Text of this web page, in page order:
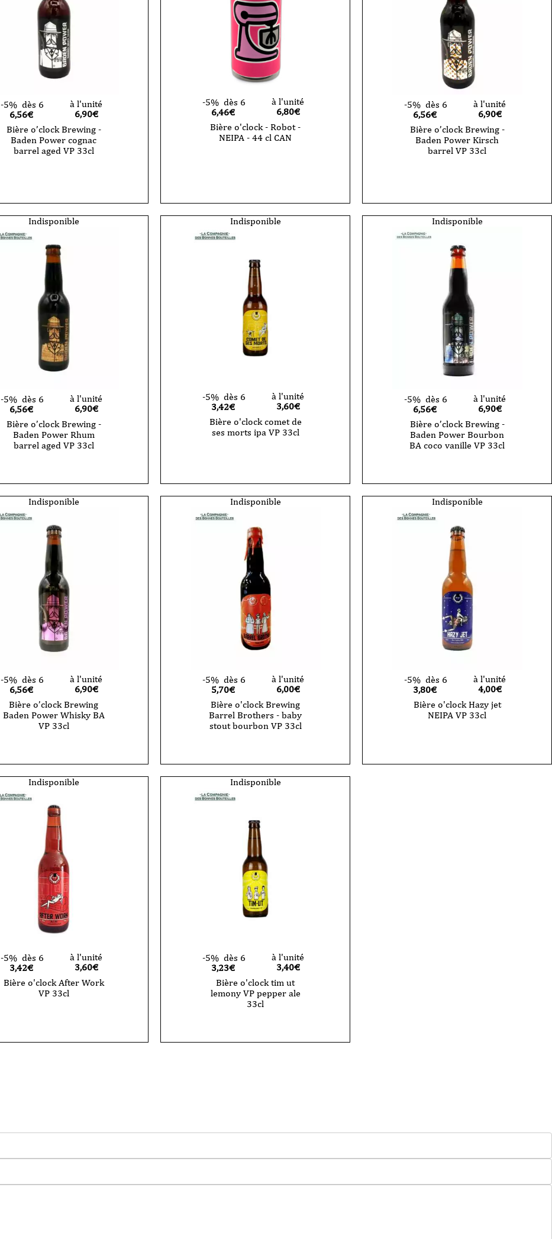
-5% dès 6
6,56€
à l'unité
6,90€
Bière o’clock Brewing -
Baden Power cognac
barrel aged VP 33cl
-5% dès 6
6,46€
à l'unité
6,80€
Bière o'clock - Robot -
NEIPA - 44 cl CAN
-5% dès 6
6,56€
à l'unité
6,90€
Bière o’clock Brewing -
Baden Power Kirsch
barrel VP 33cl
Indisponible
-5% dès 6
6,56€
à l'unité
6,90€
Bière o’clock Brewing -
Baden Power Rhum
barrel aged VP 33cl
Indisponible
-5% dès 6
3,42€
à l'unité
3,60€
Bière o'clock comet de
ses morts ipa VP 33cl
Indisponible
-5% dès 6
6,56€
à l'unité
6,90€
Bière o’clock Brewing -
Baden Power Bourbon
BA coco vanille VP 33cl
Indisponible
-5% dès 6
6,56€
à l'unité
6,90€
Bière o’clock Brewing
Baden Power Whisky BA
VP 33cl
Indisponible
-5% dès 6
5,70€
à l'unité
6,00€
Bière o'clock Brewing
Barrel Brothers - baby
stout bourbon VP 33cl
Indisponible
-5% dès 6
3,80€
à l'unité
4,00€
Bière o'clock Hazy jet
NEIPA VP 33cl
Indisponible
-5% dès 6
3,42€
à l'unité
3,60€
Bière o'clock After Work
VP 33cl
Indisponible
-5% dès 6
3,23€
à l'unité
3,40€
Bière o'clock tim ut
lemony VP pepper ale
33cl